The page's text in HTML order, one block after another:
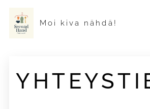
Moi kiva nähdä!